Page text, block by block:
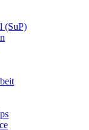
(SuP)